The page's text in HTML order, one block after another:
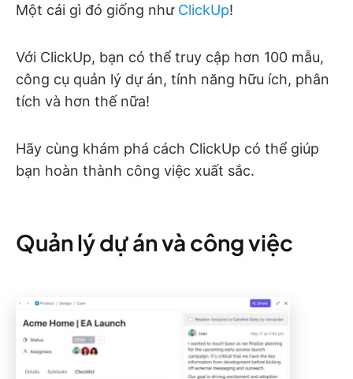
Một cái gì đó giống như ClickUp!
Với ClickUp, bạn có thể truy cập hơn 100 mẫu,
công cụ quản lý dự án, tính năng hữu ích, phân
tích và hơn thế nữa!
Hãy cùng khám phá cách ClickUp có thể giúp
bạn hoàn thành công việc xuất sắc.
Quản lý dự án và công việc